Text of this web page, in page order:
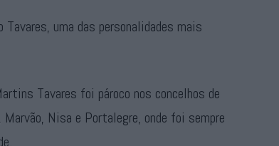
uma das personalidades mais
Tavares foi pároco nos concelhos de
Nisa e Portalegre, onde foi sempre